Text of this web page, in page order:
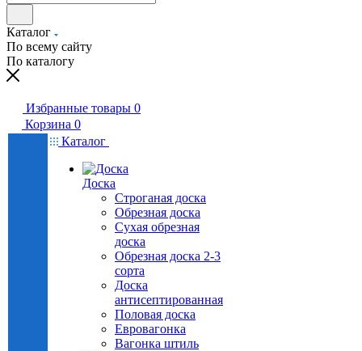
Каталог
По всему сайту
По каталогу
Избранные товары 0
Корзина 0
Каталог
Доска
Строганая доска
Обрезная доска
Сухая обрезная
доска
Обрезная доска 2-3
сорта
Доска
антисептированная
Половая доска
Евровагонка
Вагонка штиль